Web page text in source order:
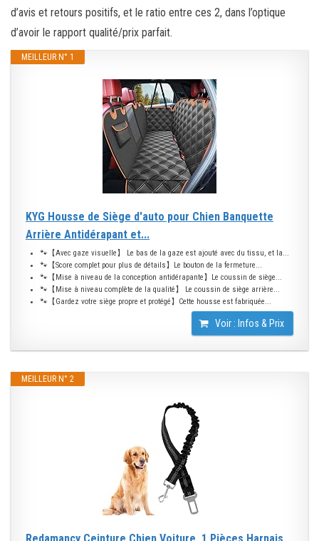
d’avis et retours positifs, et le ratio entre ces 2, dans l’optique
d’avoir le rapport qualité/prix parfait.
MEILLEUR N° 1
KYG Housse de Siège d'auto pour Chien Banquette
Arrière Antidérapant et...
🐾【Avec gaze visuelle】 Le bas de la gaze est ajouté avec du tissu, et la...
🐾【Score complet pour plus de détails】Le bouton de la fermeture...
🐾【Mise à niveau de la conception antidérapante】Le coussin de siège...
🐾【Mise à niveau complète de la qualité】 Le coussin de siège arrière...
🐾【Gardez votre siège propre et protégé】Cette housse est fabriquée...
Voir : Infos & Prix
MEILLEUR N° 2
Redamancy Ceinture Chien Voiture, 1 Pièces Harnais,